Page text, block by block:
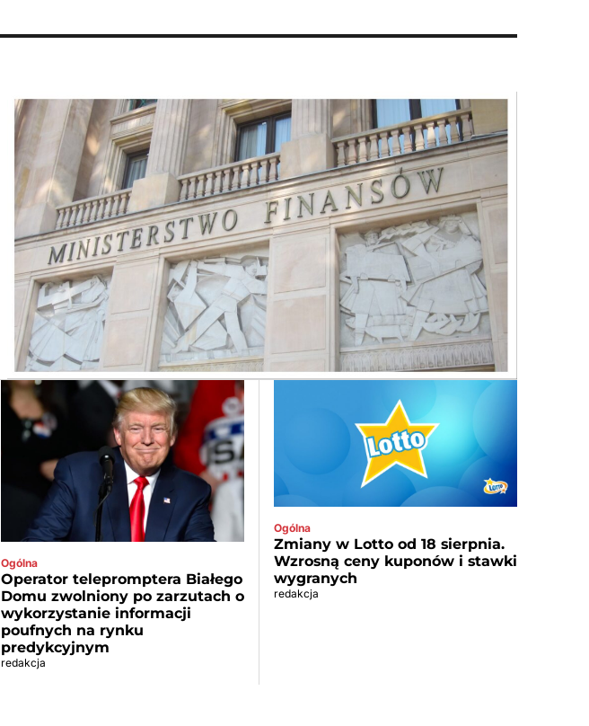
Ogólna
Operator telepromptera Białego
Domu zwolniony po zarzutach o
wykorzystanie informacji
poufnych na rynku
predykcyjnym
redakcja
Ogólna
Zmiany w Lotto od 18 sierpnia.
Wzrosną ceny kuponów i stawki
wygranych
redakcja